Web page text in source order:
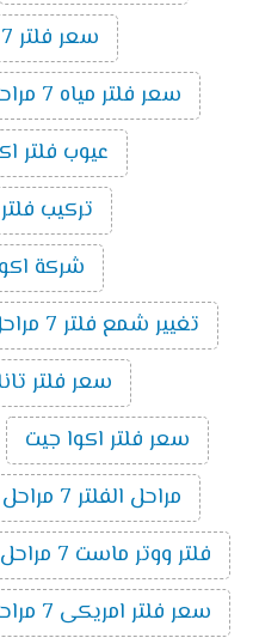
سعر فلتر 7 مراحل امريكى
سعر فلتر مياه 7 مراحل تايوانى امريكي 2019
عيوب فلتر اكوا
تركيب فلتر
شركة
تغيير شمع فلتر 7 مراحل
سعر فلتر تانك 7 مراحل
سعر فلتر اكوا جيت
مراحل الفلتر 7 مراحل
فلتر ووتر ماست 7 مراحل
سعر فلتر امريكى 7 مراحل